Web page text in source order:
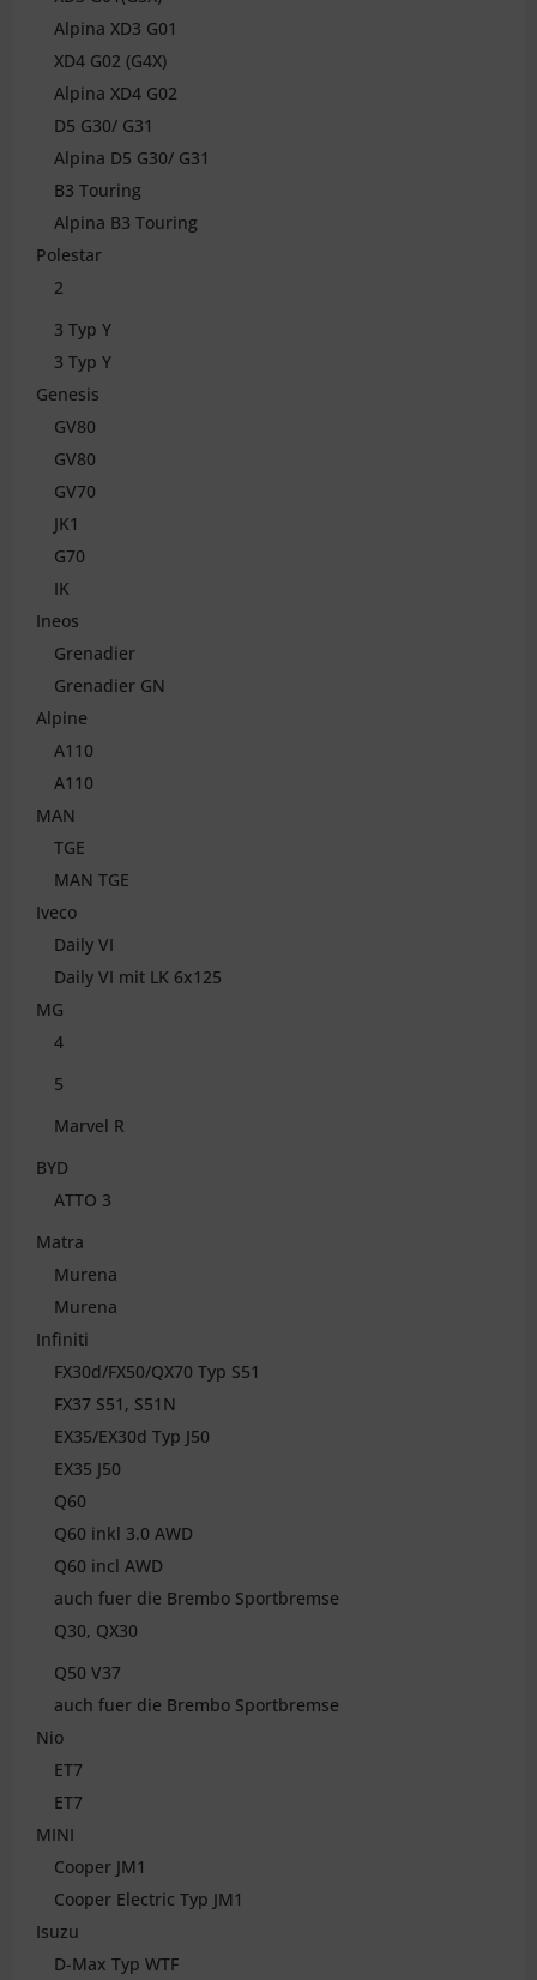
Alpina XD3 G01
XD4 G02 (G4X)
Alpina XD4 G02
D5 G30/ G31
Alpina D5 G30/ G31
B3 Touring
Alpina B3 Touring
Polestar
2
3 Typ Y
3 Typ Y
Genesis
GV80
GV80
GV70
JK1
G70
IK
Ineos
Grenadier
Grenadier GN
Alpine
A110
A110
MAN
TGE
MAN TGE
Iveco
Daily VI
Daily VI mit LK 6x125
MG
4
5
Marvel R
BYD
ATTO 3
Matra
Murena
Murena
Infiniti
FX30d/FX50/QX70 Typ S51
FX37 S51, S51N
EX35/EX30d Typ J50
EX35 J50
Q60
Q60 inkl 3.0 AWD
Q60 incl AWD
auch fuer die Brembo Sportbremse
Q30, QX30
Q50 V37
auch fuer die Brembo Sportbremse
Nio
ET7
ET7
MINI
Cooper JM1
Cooper Electric Typ JM1
Isuzu
D-Max Typ WTF